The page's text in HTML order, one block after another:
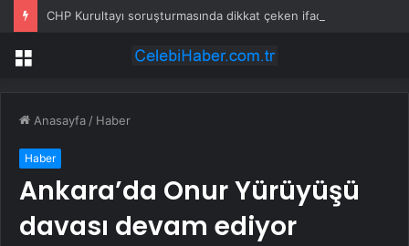
Menü
Anasayfa / Haber
Haber
Ankara’da Onur Yürüyüşü
davası devam ediyor